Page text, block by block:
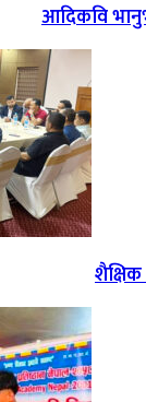
आदिकवि